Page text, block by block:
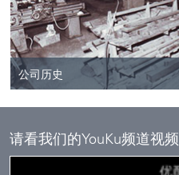
公司历史
请看我们的YouKu频道视频